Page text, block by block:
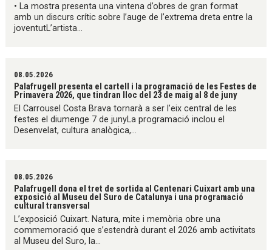
• La mostra presenta una vintena d’obres de gran format
amb un discurs crític sobre l’auge de l’extrema dreta entre la
joventutL’artista...
08.05.2026
Palafrugell presenta el cartell i la programació de les Festes de
Primavera 2026, que tindran lloc del 23 de maig al 8 de juny
El Carrousel Costa Brava tornarà a ser l’eix central de les
festes el diumenge 7 de junyLa programació inclou el
Desenvelat, cultura analògica,...
08.05.2026
Palafrugell dona el tret de sortida al Centenari Cuixart amb una
exposició al Museu del Suro de Catalunya i una programació
cultural transversal
L’exposició Cuixart. Natura, mite i memòria obre una
commemoració que s’estendrà durant el 2026 amb activitats
al Museu del Suro, la...